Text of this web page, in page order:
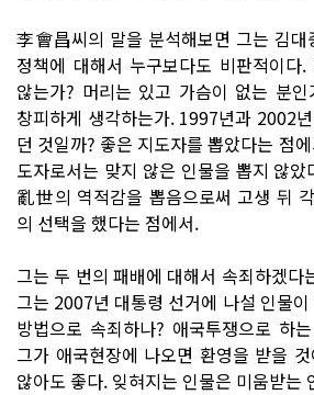
李會昌씨의 말을 분석해보면 그는 김
정책에 대해서 누구보다도 비판적이다
않는가? 머리는 있고 가슴이 없는 분
창피하게 생각하는가. 1997년과 2002
던 것일까? 좋은 지도자를 뽑았다는 점
도자로서는 맞지 않은 인물을 뽑지 않
亂世의 역적감을 뽑음으로써 고생 뒤
의 선택을 했다는 점에서.
그는 두 번의 패배에 대해서 속죄하겠다
그는 2007년 대통령 선거에 나설 인물
방법으로 속죄하나? 애국투쟁으로 하
그가 애국현장에 나오면 환영을 받을
않아도 좋다. 잊혀지는 인물은 미움받는